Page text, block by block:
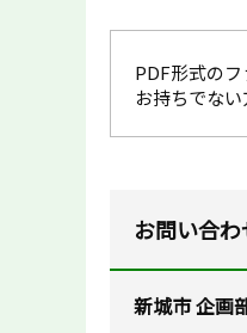
PDF形式の
お持ちでな
お問い合わ
新城市 企画